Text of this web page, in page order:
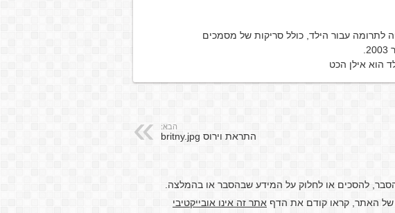
עבור הילד, כולל סריקות של מסמכים
הוא אילן הכט
הבא:
התראת וירוס britny.jpg
להסכים או לחלוק על המידע שבהסבר או בהמלצה.
של האתר, קראו קודם את הדף אתר זה אינו אובייקטיבי